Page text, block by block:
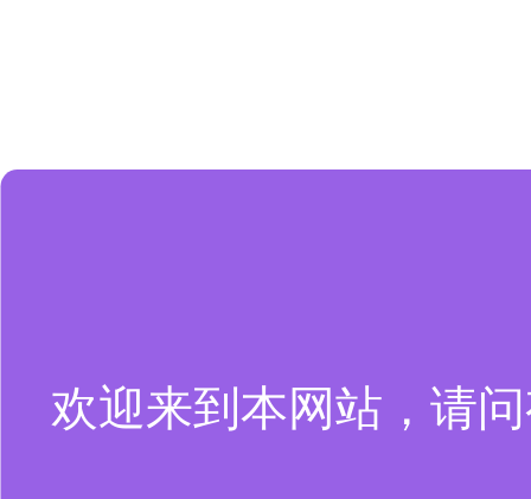
欢迎来到本网站，请